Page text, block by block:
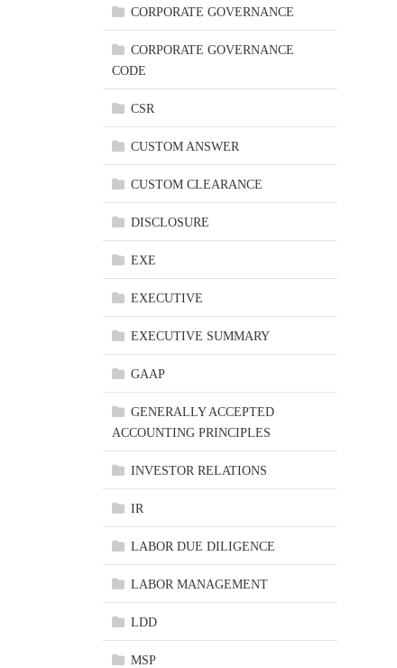
CORPORATE GOVERNANCE
CORPORATE GOVERNANCE
CODE
CSR
CUSTOM ANSWER
CUSTOM CLEARANCE
DISCLOSURE
EXE
EXECUTIVE
EXECUTIVE SUMMARY
GAAP
GENERALLY ACCEPTED
ACCOUNTING PRINCIPLES
INVESTOR RELATIONS
IR
LABOR DUE DILIGENCE
LABOR MANAGEMENT
LDD
MSP